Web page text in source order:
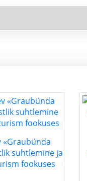
«Graubünda
suhtlemine ja
fookuses